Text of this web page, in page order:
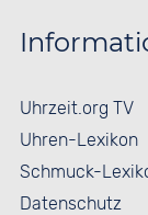
Uhrzeit.org TV
Uhren-Lexikon
Schmuck-
Datenschutz